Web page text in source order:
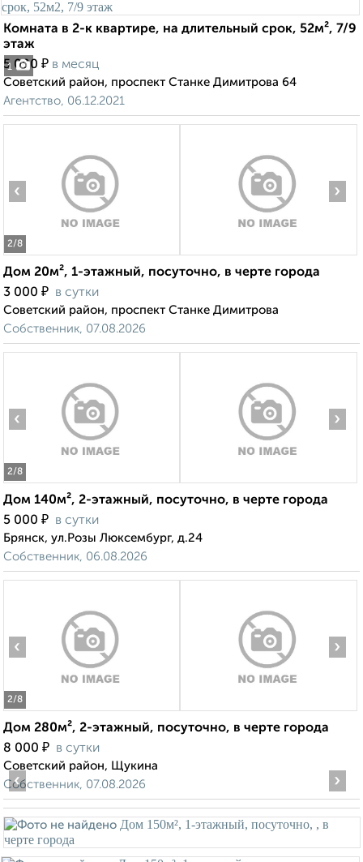
1
Комната в 2-к квартире, на длительный срок, 52м², 7/9
этаж
5 000 ₽ в месяц
Советский район, проспект Станке Димитрова 64
Агентство, 06.12.2021
2/8
‹ ›
Дом 20м², 1-этажный, посуточно, в черте города
3 000 ₽ в сутки
Советский район, проспект Станке Димитрова
Собственник, 07.08.2026
2/8
‹ ›
Дом 140м², 2-этажный, посуточно, в черте города
5 000 ₽ в сутки
Брянск, ул.Розы Люксембург, д.24
Собственник, 06.08.2026
2/8
‹ ›
Дом 280м², 2-этажный, посуточно, в черте города
8 000 ₽ в сутки
Советский район, Щукина
Собственник, 07.08.2026
‹ ›